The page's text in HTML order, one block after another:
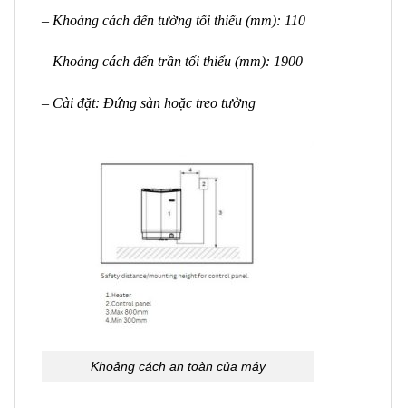
– Khoảng cách đến tường tối thiểu (mm): 110
– Khoảng cách đến trần tối thiểu (mm): 1900
– Cài đặt: Đứng sàn hoặc treo tường
Khoảng cách an toàn của máy